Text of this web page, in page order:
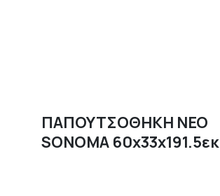
ΠΑΠΟΥΤΣΟΘΗΚΗ NEO
SONOMA 60x33x191.5εκ